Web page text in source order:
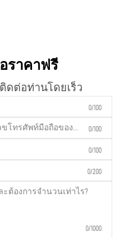
ราคาฟรี
ดต่อท่านโดยเร็ว
0/100
0/100
0/100
0/200
0/1000